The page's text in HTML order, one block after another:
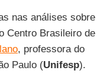
nas análises sobre
Centro Brasileiro de
, professora do
Paulo (Unifesp).